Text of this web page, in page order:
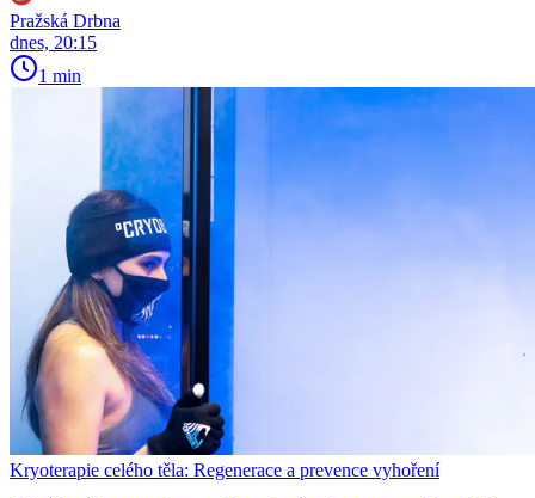
Pražská Drbna
dnes, 20:15
1 min
Kryoterapie celého těla: Regenerace a prevence vyhoření